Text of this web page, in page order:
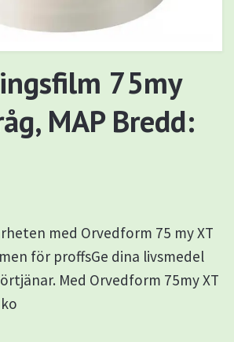
75my
MAP Bredd:
med Orvedform 75 my XT
för proffsGe dina livsmedel
Med Orvedform 75my XT